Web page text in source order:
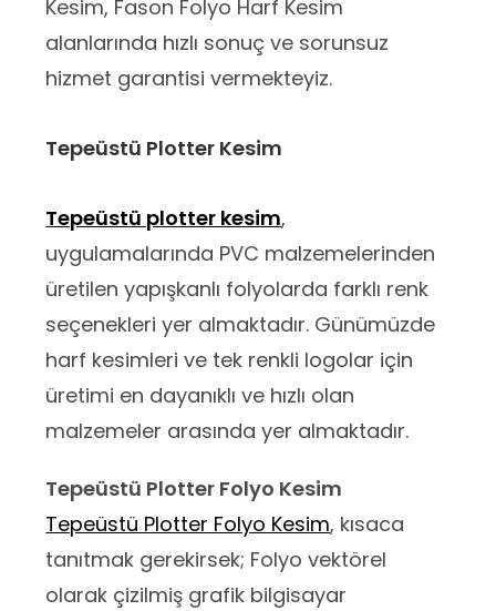
Kesim, Fason Folyo Harf Kesim
alanlarında hızlı sonuç ve sorunsuz
hizmet garantisi vermekteyiz.
Tepeüstü Plotter Kesim
Tepeüstü plotter kesim,
uygulamalarında PVC malzemelerinden
üretilen yapışkanlı folyolarda farklı renk
seçenekleri yer almaktadır. Günümüzde
harf kesimleri ve tek renkli logolar için
üretimi en dayanıklı ve hızlı olan
malzemeler arasında yer almaktadır.
Tepeüstü Plotter Folyo Kesim
Tepeüstü Plotter Folyo Kesim, kısaca
tanıtmak gerekirsek; Folyo vektörel
olarak çizilmiş grafik bilgisayar